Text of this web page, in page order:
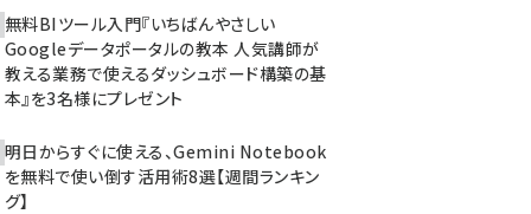
無料BIツール入門『いちばんやさしい
Googleデータポータルの教本 人気講師が
教える業務で使えるダッシュボード構築の基
本』を3名様にプレゼント
明日からすぐに使える、Gemini Notebook
を無料で使い倒す活用術8選【週間ランキン
グ】